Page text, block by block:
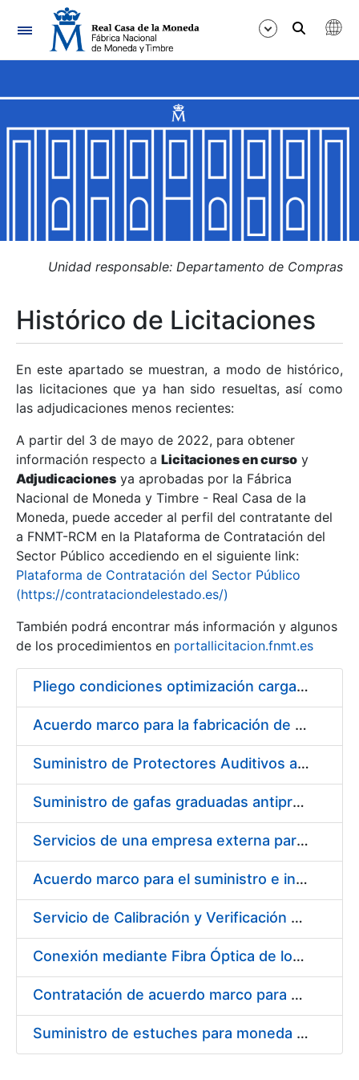
Navegación
Mostrar/Ocultar
Mostrar/Ocultar
Mostrar/Ocultar
Mostrar/Ocultar
Mostrar/Ocultar
Mostrar/Ocultar
Unidad responsable: Departamento de Compras
Histórico de Licitaciones
En este apartado se muestran, a modo de histórico,
las licitaciones que ya han sido resueltas, así como
las adjudicaciones menos recientes:
A partir del 3 de mayo de 2022, para obtener
información respecto a Licitaciones en curso y
Adjudicaciones ya aprobadas por la Fábrica
Nacional de Moneda y Timbre - Real Casa de la
Moneda, puede acceder al perfil del contratante del
a FNMT-RCM en la Plataforma de Contratación del
Sector Público accediendo en el siguiente link:
Plataforma de Contratación del Sector Público
(https://contrataciondelestado.es/)
También podrá encontrar más información y algunos
de los procedimientos en portallicitacion.fnmt.es
Pliego condiciones optimización cargas compras firmado
Acuerdo marco para la fabricación de piezas
Suministro de Protectores Auditivos a medida para las personas trabajadoras de los Centros de Trabajo de Madrid y Burgos
Suministro de gafas graduadas antiproyecciones para los trabajadores de la FNMT-RCM en los centros de trabajo de Madrid y Burgos
Servicios de una empresa externa para el asesoramiento y resolución de los recursos de alzada que se presentan relacionados con procesos de selección para la FNMT-RCM
Acuerdo marco para el suministro e instalación de persianas, estores y otros complementos
Servicio de Calibración y Verificación Externa de los Equipos de Medición del Servicio de Prevención de la FNMT-RCM
Conexión mediante Fibra Óptica de los Centros de Proceso de Datos (CPDs) de las sedes de la FNMT-RCM de Burgos y Madrid
Contratación de acuerdo marco para el Suministro de Material de Electricidad para la Fábrica Nacional de Moneda y Timbre-Real Casa de la Moneda en su centro de trabajo de Burgos
Suministro de estuches para moneda de 30 €